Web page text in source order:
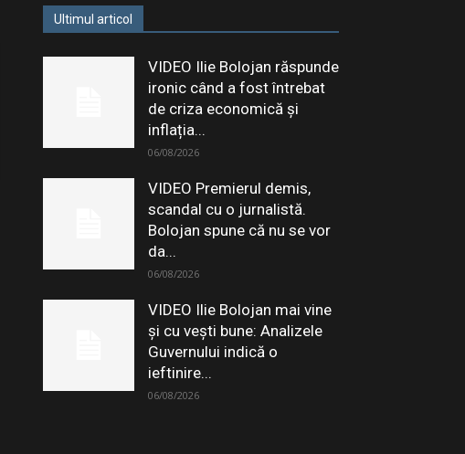
Ultimul articol
VIDEO Ilie Bolojan răspunde
ironic când a fost întrebat
de criza economică și
inflația...
06/08/2026
VIDEO Premierul demis,
scandal cu o jurnalistă.
Bolojan spune că nu se vor
da...
06/08/2026
VIDEO Ilie Bolojan mai vine
și cu vești bune: Analizele
Guvernului indică o
ieftinire...
06/08/2026